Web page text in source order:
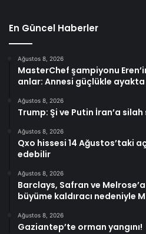
En Güncel Haberler
Ağustos 8, 2026
MasterChef şampiyonu
anlar: Annesi güçlükle
Ağustos 8, 2026
Trump: Şi ve Putin İran’a
Ağustos 8, 2026
Qxo hissesi 14 Ağustos’taki
edebilir
Ağustos 8, 2026
Barclays, Safran ve
büyüme kaldıracı nedeniyle
Ağustos 8, 2026
Gaziantep’te orman yangını!